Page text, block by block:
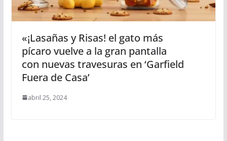
«¡Lasañas y Risas! el gato más
pícaro vuelve a la gran pantalla
con nuevas travesuras en ‘Garfield
Fuera de Casa’
abril 25, 2024